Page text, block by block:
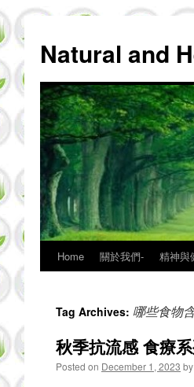
Natural and
Skip
content
Home 關於我們- 精神與
Tag Archives: 哪些食物
秋季抗流感 食療
Posted on December 1, 2023 by